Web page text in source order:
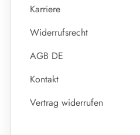
Karriere
Widerrufsrecht
AGB DE
Kontakt
Vertrag widerrufen